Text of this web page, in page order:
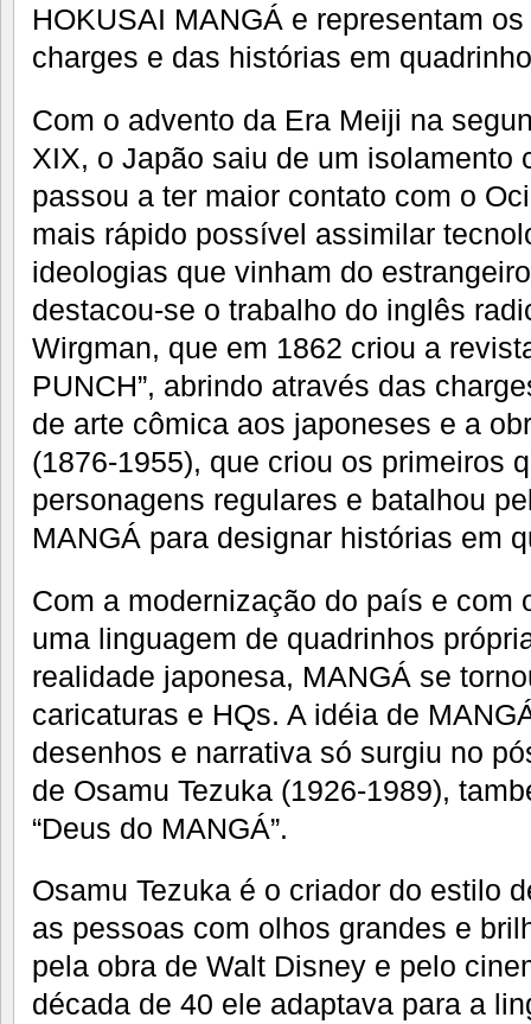
HOKUSAI MANGÁ e representam
charges e das histórias em
Com o advento da Era Meiji na
XIX, o Japão saiu de um isolamento
passou a ter maior contato com o
mais rápido possível assimilar
ideologias que vinham do
destacou-se o trabalho do inglês
Wirgman, que em 1862 criou a
PUNCH”, abrindo através das
de arte cômica aos japoneses e a
(1876-1955), que criou os primeiros
personagens regulares e batalhou
MANGÁ para designar histórias em
Com a modernização do país e com
uma linguagem de quadrinhos
realidade japonesa, MANGÁ se
caricaturas e HQs. A idéia de
desenhos e narrativa só surgiu no
de Osamu Tezuka (1926-1989),
“Deus do MANGÁ”.
Osamu Tezuka é o criador do estilo
as pessoas com olhos grandes e
pela obra de Walt Disney e pelo
década de 40 ele adaptava para a